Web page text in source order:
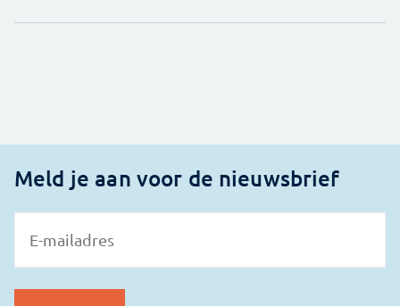
Meld je aan voor de nieuwsbrief